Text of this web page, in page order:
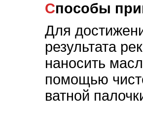
Способы
Для
результата
наносить
помощью
ватной